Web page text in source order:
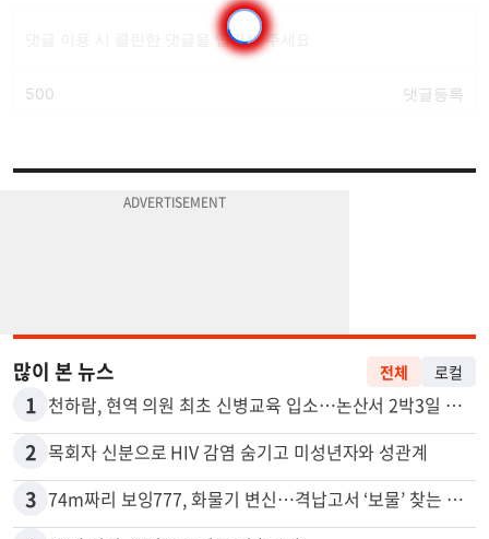
많이 본 뉴스
1
2 목회자 신분으로 HIV 감염 숨기고 미성년자와 성관계